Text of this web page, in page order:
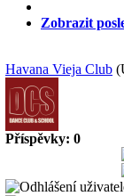
Zobrazit
Havana Vieja Club
Příspěvky: 0